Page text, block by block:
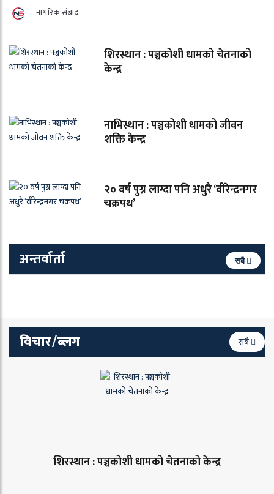
नागरिक संबाद
शिरस्थान : पञ्चकोशी धामको चेतनाको
केन्द्र
नाभिस्थान : पञ्चकोशी धामको जीवन
शक्ति केन्द्र
२० वर्ष पुग्न लाग्दा पनि अधुरै ‘वीरेन्द्रनगर
चक्रपथ’
अन्तर्वार्ता सबै
विचार/ब्लग सबै
शिरस्थान : पञ्चकोशी धामको चेतनाको केन्द्र